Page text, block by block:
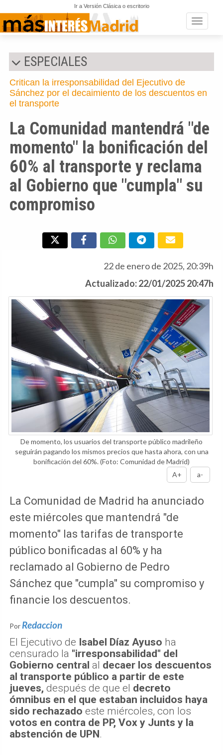
Ir a Versión Clásica o escritorio
Toggle
ESPECIALES
Critican la irresponsabilidad del Ejecutivo de
Sánchez por el decaimiento de los descuentos en
el transporte
La Comunidad mantendrá "de
momento" la bonificación del
60% al transporte y reclama
al Gobierno que "cumpla" su
compromiso
22 de enero de 2025, 20:39h
Actualizado: 22/01/2025 20:47h
De momento, los usuarios del transporte público madrileño
seguirán pagando los mismos precios que hasta ahora, con una
bonificación del 60%.(Foto: Comunidad de Madrid)
A+
a-
La Comunidad de Madrid ha anunciado
este miércoles que mantendrá "de
momento" las tarifas de transporte
público bonificadas al 60% y ha
reclamado al Gobierno de Pedro
Sánchez que "cumpla" su compromiso y
financie los descuentos.
Por Redaccion
El Ejecutivo de Isabel Díaz Ayuso ha
censurado la "irresponsabilidad" del
Gobierno central al decaer los descuentos
al transporte público a partir de este
jueves, después de que el decreto
ómnibus en el que estaban incluidos haya
sido rechazado este miércoles, con los
votos en contra de PP, Vox y Junts y la
abstención de UPN.